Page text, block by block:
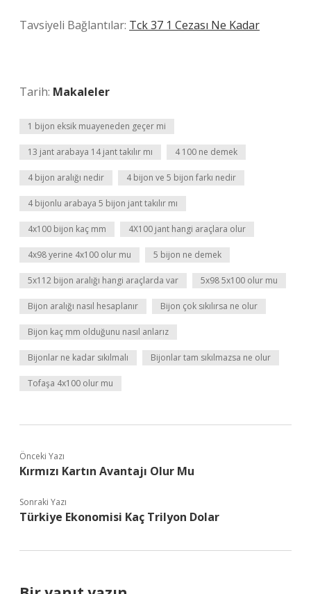
Tavsiyeli Bağlantılar: Tck 37 1 Cezası Ne Kadar
Tarih: Makaleler
1 bijon eksik muayeneden geçer mi
13 jant arabaya 14 jant takılır mı 4 100 ne demek
4 bijon aralığı nedir 4 bijon ve 5 bijon farkı nedir
4 bijonlu arabaya 5 bijon jant takılır mı
4x100 bijon kaç mm 4X100 jant hangi araçlara olur
4x98 yerine 4x100 olur mu 5 bijon ne demek
5x112 bijon aralığı hangi araçlarda var 5x98 5x100 olur mu
Bijon aralığı nasıl hesaplanır Bijon çok sıkılırsa ne olur
Bijon kaç mm olduğunu nasıl anlarız
Bijonlar ne kadar sıkılmalı Bijonlar tam sıkılmazsa ne olur
Tofaşa 4x100 olur mu
Önceki Yazı
Kırmızı Kartın Avantajı Olur Mu
Sonraki Yazı
Türkiye Ekonomisi Kaç Trilyon Dolar